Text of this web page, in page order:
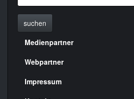
suchen
Menülinks
rechte
Seite
Medienpartner
Webpartner
Impressum